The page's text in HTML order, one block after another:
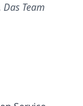
Team